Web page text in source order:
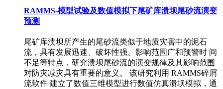
RAMMS-模型试验及数值模拟下尾矿库溃坝尾砂流演变
预测
尾矿库溃坝所产生的尾砂流类似于地质灾害中的泥石
流，具有发展迅速、破坏性强、影响范围广和预警时 间
不足等特点，研究溃坝尾砂流的演变规律及其影响范围
对防灾减灾具有重要的意义。 该研究利用 RAMMS碎屑
流软件 建立了数值三维模型进行数值仿真溃坝模拟，通